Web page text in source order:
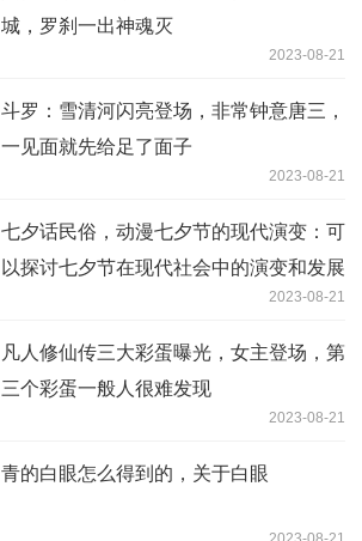
城，罗刹一出神魂灭
2023-08-21
斗罗：雪清河闪亮登场，非常钟意唐三，
一见面就先给足了面子
2023-08-21
七夕话民俗，动漫七夕节的现代演变：可
以探讨七夕节在现代社会中的演变和发展
2023-08-21
凡人修仙传三大彩蛋曝光，女主登场，第
三个彩蛋一般人很难发现
2023-08-21
青的白眼怎么得到的，关于白眼